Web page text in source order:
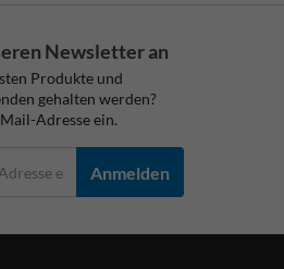
Newsletter an
Produkte und
gehalten werden?
Adresse ein.
Anmelden